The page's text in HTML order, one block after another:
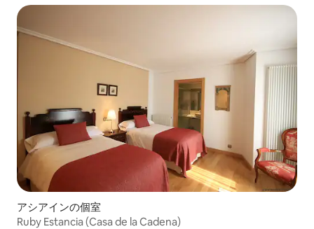
アシアインの個室
Ruby Estancia (Casa de la Cadena)